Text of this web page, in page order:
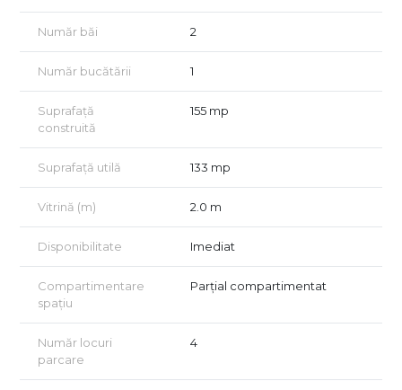
hol de acces / zonă recepție
vestiare dedicate
2 grupuri sanitare
acces lateral în clădire
locuri de parcare disponibile pentru vizitatori
✔ localizare pe reper cunoscut – Str. 23 August, Otopeni
✔ flux natural de clienți datorită activităților existente în clădire
✔ ideal pentru activități care lucrează pe bază de programări
✔ acces rapid către DN1 și București
🔶 ACTIVITĂȚI POTRIVITE
cursuri pentru copii (dans, arte marțiale, gimnastică, ateliere)
studio yoga/pilates / personal training
centru wellness / beauty
Număr băi 2
Număr bucătării 1
Suprafață
construită
155 mp
Suprafață utilă 133 mp
Vitrină (m) 2.0 m
Disponibilitate Imediat
Compartimentare
spațiu
Parțial compartimentat
Număr locuri
parcare
4